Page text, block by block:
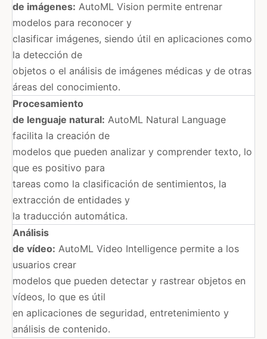
de imágenes: AutoML Vision permite entrenar
modelos para reconocer y
clasificar imágenes, siendo útil en aplicaciones como
la detección de
objetos o el análisis de imágenes médicas y de otras
áreas del conocimiento.
Procesamiento
de lenguaje natural: AutoML Natural Language
facilita la creación de
modelos que pueden analizar y comprender texto, lo
que es positivo para
tareas como la clasificación de sentimientos, la
extracción de entidades y
la traducción automática.​
Análisis
de vídeo: AutoML Video Intelligence permite a los
usuarios crear
modelos que pueden detectar y rastrear objetos en
vídeos, lo que es útil
en aplicaciones de seguridad, entretenimiento y
análisis de contenido.​